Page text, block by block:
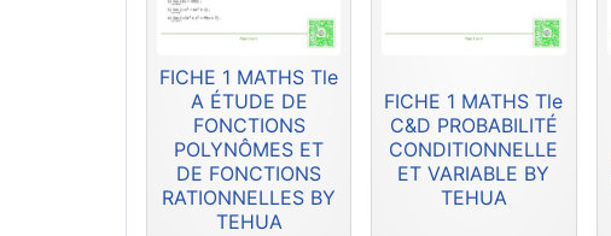
FICHE 1 MATHS Tle
A ÉTUDE DE
FONCTIONS
POLYNÔMES ET
DE FONCTIONS
RATIONNELLES BY
TEHUA
FICHE 1 MATHS Tle
C&D PROBABILITÉ
CONDITIONNELLE
ET VARIABLE BY
TEHUA